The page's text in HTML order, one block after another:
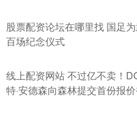
股票配资论坛在哪里找 国足
百场纪念仪式
线上配资网站 不过亿不卖！
特·安德森向森林提交首份报